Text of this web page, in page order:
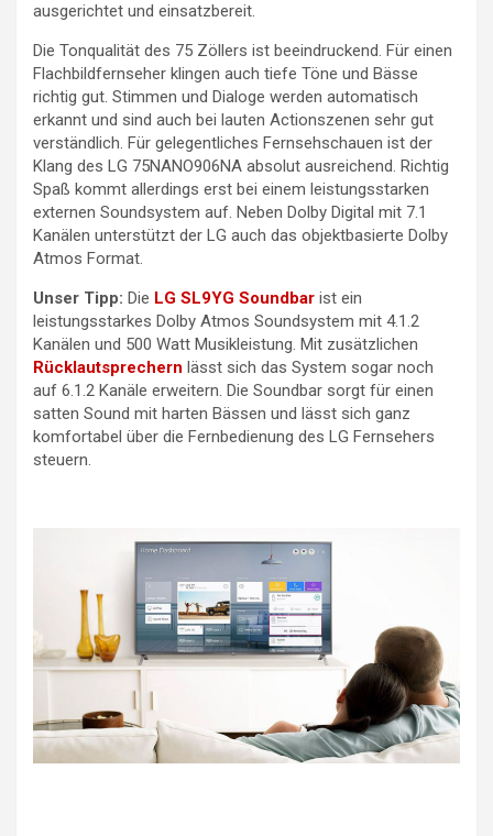
ausgerichtet und einsatzbereit.
Die Tonqualität des 75 Zöllers ist beeindruckend. Für einen
Flachbildfernseher klingen auch tiefe Töne und Bässe
richtig gut. Stimmen und Dialoge werden automatisch
erkannt und sind auch bei lauten Actionszenen sehr gut
verständlich. Für gelegentliches Fernsehschauen ist der
Klang des LG 75NANO906NA absolut ausreichend. Richtig
Spaß kommt allerdings erst bei einem leistungsstarken
externen Soundsystem auf. Neben Dolby Digital mit 7.1
Kanälen unterstützt der LG auch das objektbasierte Dolby
Atmos Format.
Unser Tipp: Die LG SL9YG Soundbar ist ein
leistungsstarkes Dolby Atmos Soundsystem mit 4.1.2
Kanälen und 500 Watt Musikleistung. Mit zusätzlichen
Rücklautsprechern lässt sich das System sogar noch
auf 6.1.2 Kanäle erweitern. Die Soundbar sorgt für einen
satten Sound mit harten Bässen und lässt sich ganz
komfortabel über die Fernbedienung des LG Fernsehers
steuern.